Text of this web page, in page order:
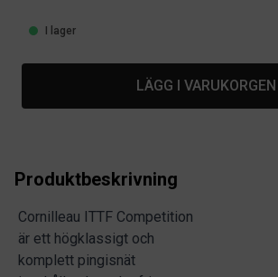
I lager
LÄGG I VARUKORGEN
Produktbeskrivning
Cornilleau ITTF Competition
är ett högklassigt och
komplett pingisnät